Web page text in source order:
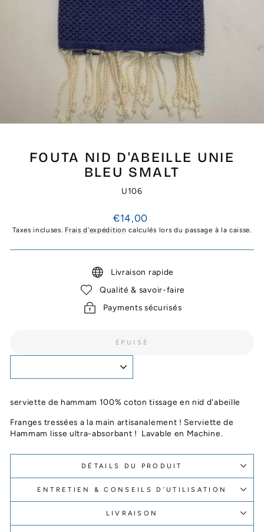
FOUTA NID D'ABEILLE UNIE
BLEU SMALT
U106
Prix
régulier
€14,00
Taxes incluses. Frais d'expédition calculés lors du passage à la caisse.
Livraison rapide
Qualité & savoir-faire
Payments sécurisés
ÉPUISÉ
serviette de hammam 100% coton tissage en nid d'abeille
Franges tressées a la main artisanalement ! Serviette de
Hammam lisse ultra-absorbant ! Lavable en Machine.
DÉTAILS DU PRODUIT
ENTRETIEN & CONSEILS D’UTILISATION
LIVRAISON